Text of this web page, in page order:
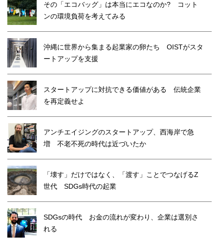
その「エコバッグ」は本当にエコなのか? コット
ンの環境負荷を考えてみる
沖縄に世界から集まる起業家の卵たち OISTがスタ
ートアップを支援
スタートアップに対抗できる価値がある 伝統企業
を再定義せよ
アンチエイジングのスタートアップ、西海岸で急
増 不老不死の時代は近づいたか
「壊す」だけではなく、「渡す」ことでつなげるZ
世代 SDGs時代の起業
SDGsの時代 お金の流れが変わり、企業は選別さ
れる